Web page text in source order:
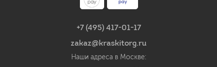
+7 (495) 417-01-17
zakaz@kraskitorg.ru
Наши адреса в Москве: